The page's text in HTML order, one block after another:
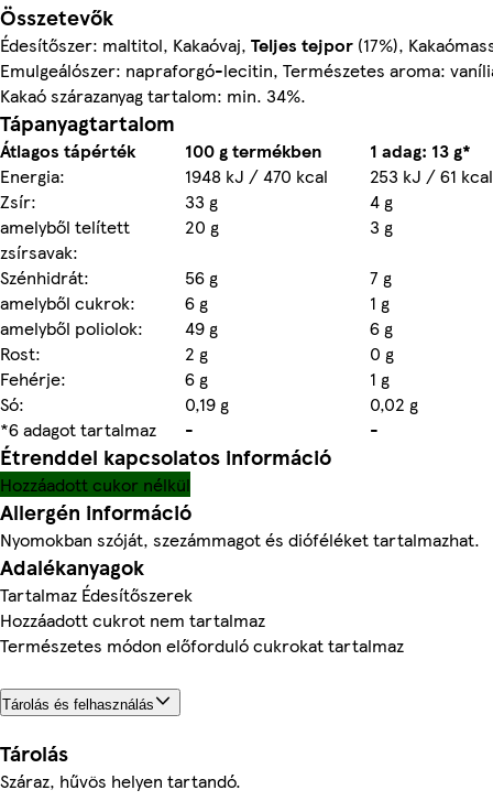
Összetevők
Édesítőszer: maltitol, Kakaóvaj, Teljes tejpor (17%),
Emulgeálószer: napraforgó-lecitin, Természetes aroma:
Kakaó szárazanyag tartalom: min. 34%.
Tápanyagtartalom
Átlagos tápérték 100 g termékben
1 adag: 13 g*
Energia:
1948 kJ / 470 kcal
253 kJ / 61 kcal
Zsír:
33 g
4 g
amelyből telített
zsírsavak:
20 g
3 g
Szénhidrát:
56 g
7 g
amelyből cukrok:
6 g
1 g
amelyből poliolok:
49 g
6 g
Rost:
2 g
0 g
Fehérje:
6 g
1 g
Só:
0,19 g
0,02 g
*6 adagot tartalmaz
- -
Étrenddel kapcsolatos információ
Hozzáadott cukor nélkül
Allergén információ
Nyomokban szóját, szezámmagot és dióféléket tartalmazhat.
Adalékanyagok
Tartalmaz Édesítőszerek
Hozzáadott cukrot nem tartalmaz
Természetes módon előforduló cukrokat tartalmaz
Tárolás és felhasználás
Tárolás
Száraz, hűvös helyen tartandó.